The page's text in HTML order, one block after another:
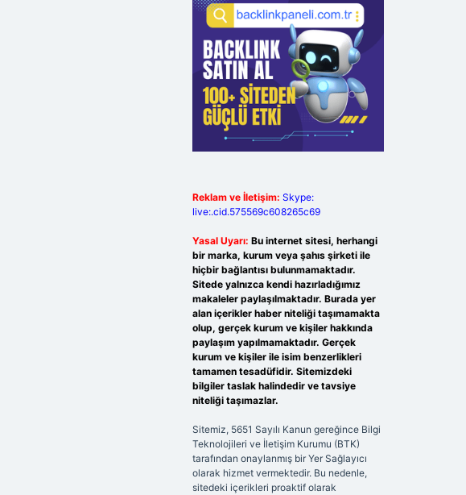
Reklam ve İletişim: Skype:
live:.cid.575569c608265c69
Yasal Uyarı: Bu internet sitesi, herhangi
bir marka, kurum veya şahıs şirketi ile
hiçbir bağlantısı bulunmamaktadır.
Sitede yalnızca kendi hazırladığımız
makaleler paylaşılmaktadır. Burada yer
alan içerikler haber niteliği taşımamakta
olup, gerçek kurum ve kişiler hakkında
paylaşım yapılmamaktadır. Gerçek
kurum ve kişiler ile isim benzerlikleri
tamamen tesadüfidir. Sitemizdeki
bilgiler taslak halindedir ve tavsiye
niteliği taşımazlar.
Sitemiz, 5651 Sayılı Kanun gereğince Bilgi
Teknolojileri ve İletişim Kurumu (BTK)
tarafından onaylanmış bir Yer Sağlayıcı
olarak hizmet vermektedir. Bu nedenle,
sitedeki içerikleri proaktif olarak